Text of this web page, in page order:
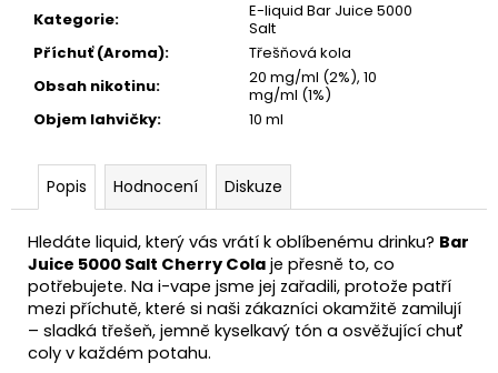
Kategorie:
E-liquid Bar Juice 5000
Salt
Příchuť (Aroma):
Třešňová kola
Obsah nikotinu:
20 mg/ml (2%), 10
mg/ml (1%)
Objem lahvičky: 10 ml
Popis Hodnocení Diskuze
Hledáte liquid, který vás vrátí k oblíbenému drinku? Bar
Juice 5000 Salt Cherry Cola je přesně to, co
potřebujete. Na i-vape jsme jej zařadili, protože patří
mezi příchutě, které si naši zákazníci okamžitě zamilují
– sladká třešeň, jemně kyselkavý tón a osvěžující chuť
coly v každém potahu.
16MG
Kč
169